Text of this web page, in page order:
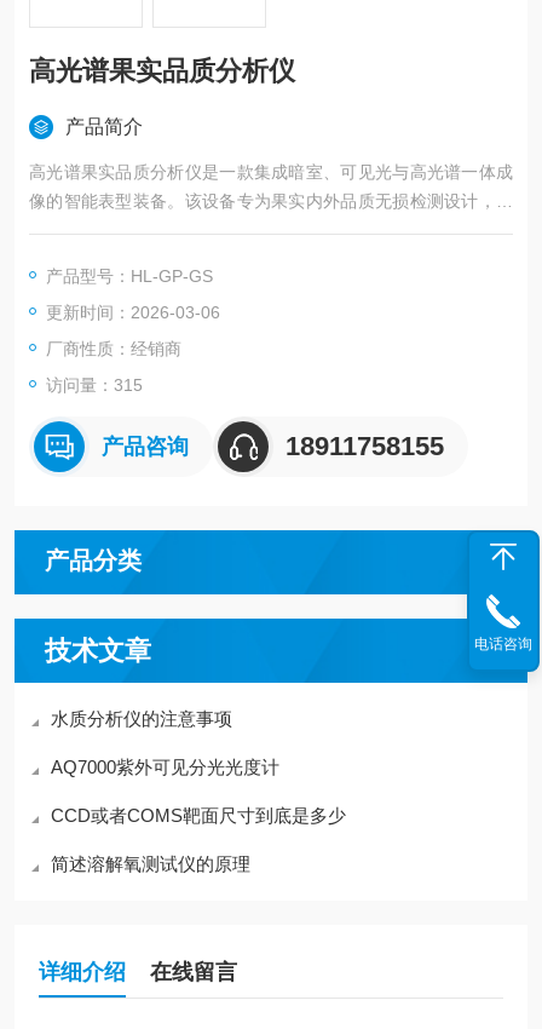
高光谱果实品质分析仪
产品简介
高光谱果实品质分析仪是一款集成暗室、可见光与高光谱一体成
像的智能表型装备。该设备专为果实内外品质无损检测设计，适
用于苹果、梨、柑橘、番茄等多种果实。广泛用于实验室、气候
选的可靠工具。用于检测各种水果、果实，如苹果、梨、柑橘、
番茄等内置糖度、成熟度模型，计算果实内部糖度、水分、成熟
度等指标，用于分析果实营养状况。
产品型号：HL-GP-GS
更新时间：2026-03-06
厂商性质：经销商
访问量：315
产品咨询 18911758155
产品分类
技术文章
水质分析仪的注意事项
AQ7000紫外可见分光光度计
CCD或者COMS靶面尺寸到底是多少
简述溶解氧测试仪的原理
详细介绍 在线留言
电话咨询